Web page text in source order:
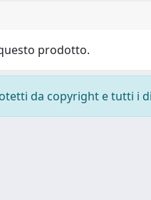
prodotto.
da copyright e tutti i